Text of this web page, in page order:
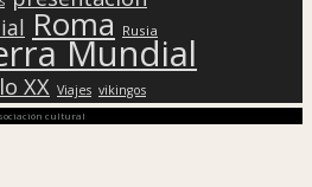
Roma Rusia
Mundial
XX Viajes vikingos
cultural